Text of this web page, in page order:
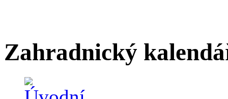
Zahradnický